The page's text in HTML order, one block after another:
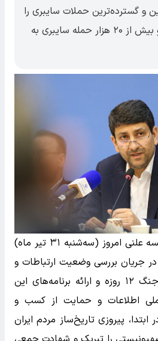
و گسترده‌ترین حملات سایبری را
در کشور شاهد بودیم و بیش از ۲۰ هزار حمله سایبری به
سید ستار هاشمی در جلسه علنی امروز (سه‌شنبه ۳۱ تیر ماه)
جریان بررسی وضعیت ارتباطات و
ارتقای امنیت شبکه در جنگ ۱۲ روزه و ارائه برنامه‌های این
ملی اطلاعات و حمایت از کسب و
پیروزی تاریخ‌ساز مردم ایران